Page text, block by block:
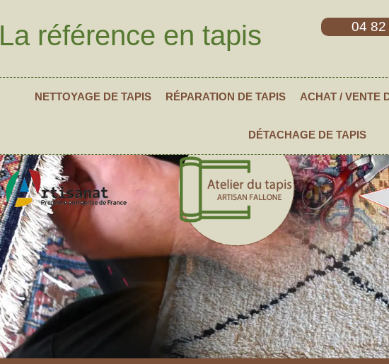
La référence en tapis 04 82
NETTOYAGE DE TAPIS RÉPARATION DE TAPIS ACHAT / VENTE
DÉTACHAGE DE TAPIS